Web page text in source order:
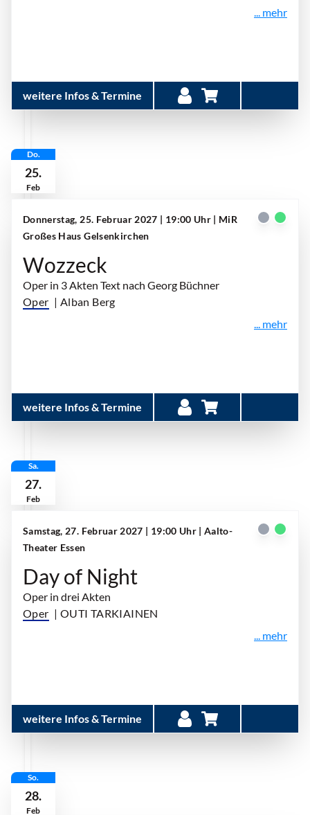
... mehr
weitere Infos & Termine
Do.
25.
Feb
Donnerstag, 25. Februar 2027 | 19:00 Uhr | MiR
Großes Haus Gelsenkirchen
Wozzeck
Oper in 3 Akten Text nach Georg Büchner
Oper | Alban Berg
... mehr
weitere Infos & Termine
Sa.
27.
Feb
Samstag, 27. Februar 2027 | 19:00 Uhr | Aalto-
Theater Essen
Day of Night
Oper in drei Akten
Oper | OUTI TARKIAINEN
... mehr
weitere Infos & Termine
So.
28.
Feb